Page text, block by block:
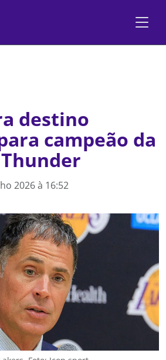
destino
campeão da
2026 à 16:52